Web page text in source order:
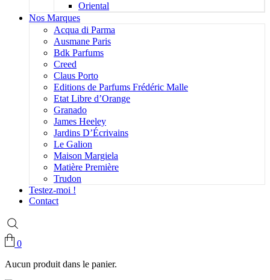
Oriental
Nos Marques
Acqua di Parma
Ausmane Paris
Bdk Parfums
Creed
Claus Porto
Editions de Parfums Frédéric Malle
Etat Libre d’Orange
Granado
James Heeley
Jardins D’Écrivains
Le Galion
Maison Margiela
Matière Première
Trudon
Testez-moi !
Contact
0
Aucun produit dans le panier.